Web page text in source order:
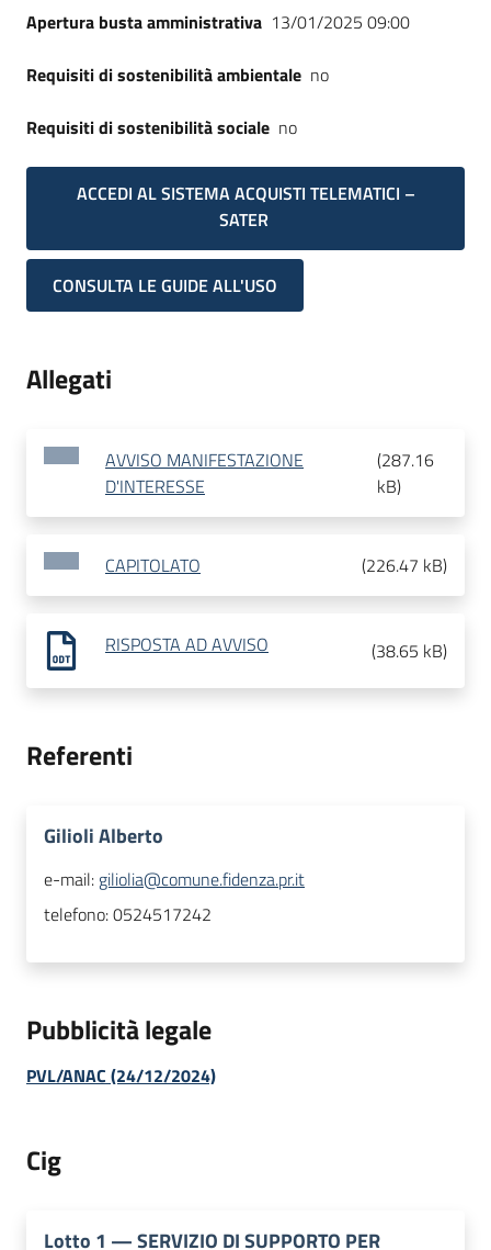
Apertura busta amministrativa 13/01/2025 09:00
Requisiti di sostenibilità ambientale no
Requisiti di sostenibilità sociale no
ACCEDI AL SISTEMA ACQUISTI TELEMATICI –
SATER
CONSULTA LE GUIDE ALL'USO
Allegati
AVVISO MANIFESTAZIONE
D'INTERESSE
(287.16
kB)
CAPITOLATO (226.47 kB)
RISPOSTA AD AVVISO (38.65 kB)
Referenti
Gilioli Alberto
e-mail: giliolia@comune.fidenza.pr.it
telefono:0524517242
Pubblicità legale
PVL/ANAC (24/12/2024)
Cig
Lotto 1 —SERVIZIO DI SUPPORTO PER